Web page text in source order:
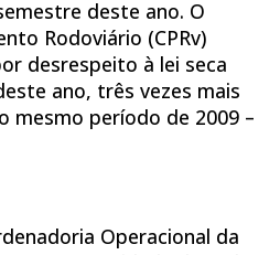
deste ano. O
Rodoviário (CPRv)
desrespeito à lei seca
ano, três vezes mais
mesmo período de 2009 –
Operacional da